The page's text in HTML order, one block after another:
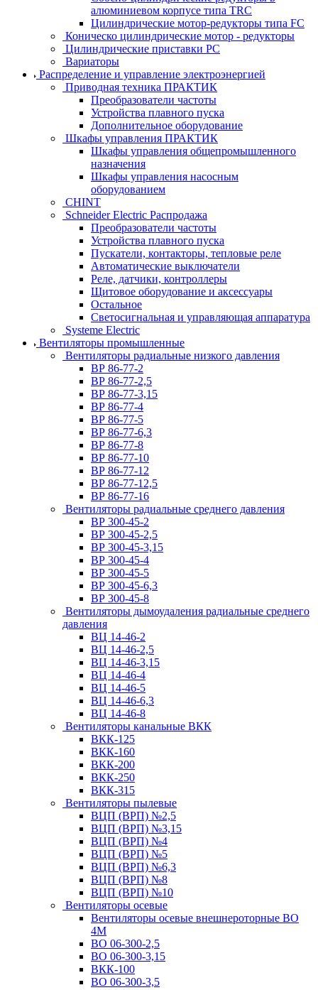
алюминиевом корпусе типа TRC
Цилиндрические мотор-редукторы типа FC
Коническо цилиндрические мотор - редукторы
Цилиндрические приставки PC
Вариаторы
Распределение и управление электроэнергией
Приводная техника ПРАКТИК
Преобразователи частоты
Устройства плавного пуска
Дополнительное оборудование
Шкафы управления ПРАКТИК
Шкафы управления общепромышленного
назначения
Шкафы управления насосным
оборудованием
CHINT
Schneider Electric Распродажа
Преобразователи частоты
Устройства плавного пуска
Пускатели, контакторы, тепловые реле
Автоматические выключатели
Реле, датчики, контроллеры
Щитовое оборудование и аксессуары
Остальное
Светосигнальная и управляющая аппаратура
Systeme Electric
Вентиляторы промышленные
Вентиляторы радиальные низкого давления
ВР 86-77-2
ВР 86-77-2,5
ВР 86-77-3,15
ВР 86-77-4
ВР 86-77-5
ВР 86-77-6,3
ВР 86-77-8
ВР 86-77-10
ВР 86-77-12
ВР 86-77-12,5
ВР 86-77-16
Вентиляторы радиальные среднего давления
ВР 300-45-2
ВР 300-45-2,5
ВР 300-45-3,15
ВР 300-45-4
ВР 300-45-5
ВР 300-45-6,3
ВР 300-45-8
Вентиляторы дымоудаления радиальные среднего
давления
ВЦ 14-46-2
ВЦ 14-46-2,5
ВЦ 14-46-3,15
ВЦ 14-46-4
ВЦ 14-46-5
ВЦ 14-46-6,3
ВЦ 14-46-8
Вентиляторы канальные ВКК
ВКК-125
ВКК-160
ВКК-200
ВКК-250
ВКК-315
Вентиляторы пылевые
ВЦП (ВРП) №2,5
ВЦП (ВРП) №3,15
ВЦП (ВРП) №4
ВЦП (ВРП) №5
ВЦП (ВРП) №6,3
ВЦП (ВРП) №8
ВЦП (ВРП) №10
Вентиляторы осевые
Вентиляторы осевые внешнероторные ВО
4М
ВО 06-300-2,5
ВО 06-300-3,15
ВКК-100
ВО 06-300-3,5